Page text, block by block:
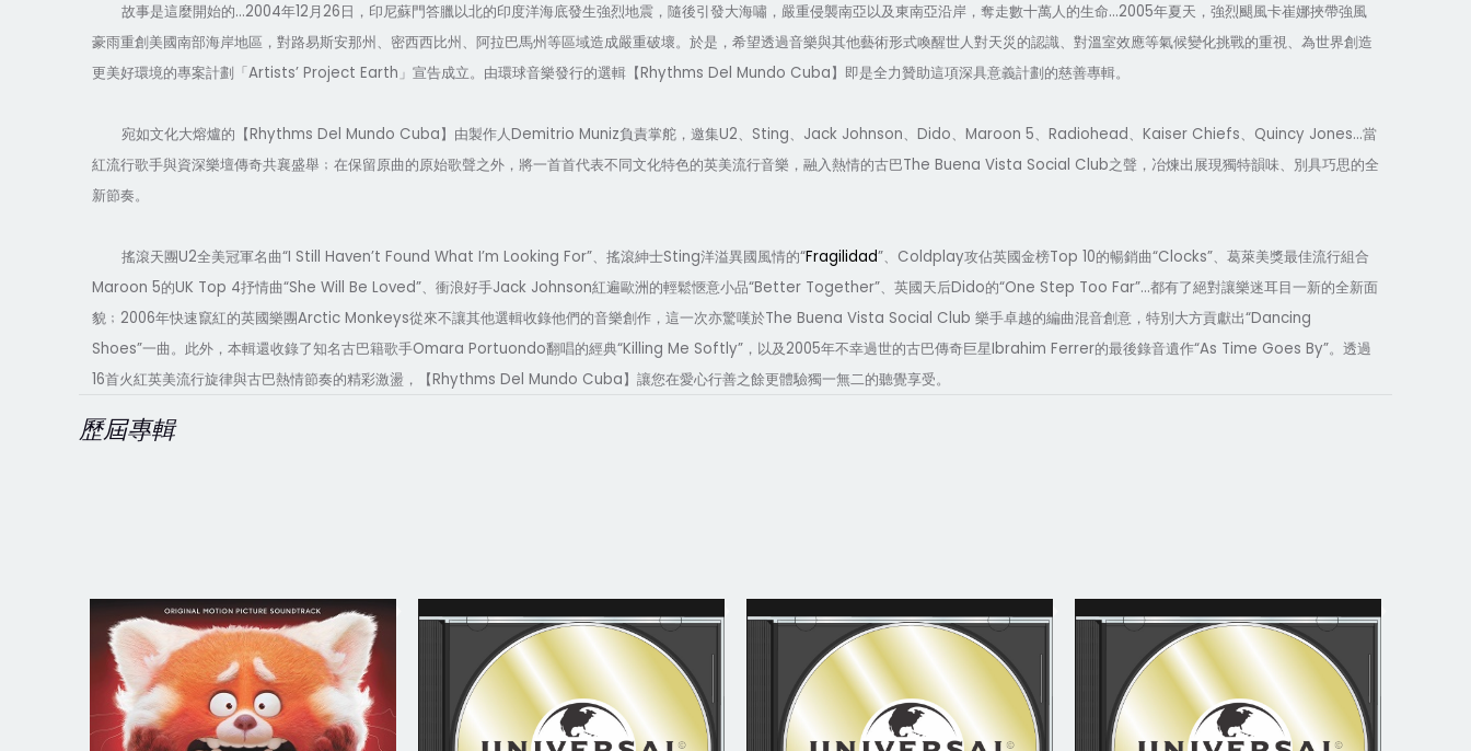
故事是這麼開始的...2004年12 月 26 日，印尼蘇門答臘以北的印度洋海底發生強烈地震，隨後引發大海嘯，嚴重侵襲南亞以及東南亞沿岸，奪走數十萬人的生命...2005年夏天，強烈颶風卡崔娜挾帶強風
豪雨重創美國南部海岸地區，對路易斯安那州、密西西比州、阿拉巴馬州等區域造成嚴重破壞。於是，希望透過音樂與其他藝術形式喚醒世人對天災的認識、對溫室效應等氣候變化挑戰的重視、為世界創造
更美好環境的專案計劃「 Artists’ Project Earth 」宣告成立。由環球音樂發行的選輯【Rhythms Del Mundo Cuba 】即是全力贊助這項深具意義計劃的慈善專輯。
宛如文化大熔爐的【Rhythms Del Mundo Cuba 】由製作人Demitrio Muniz負責掌舵，邀集U2、 Sting、 Jack Johnson、 Dido、 Maroon 5、 Radiohead、 Kaiser Chiefs、 Quincy Jones…當
紅流行歌手與資深樂壇傳奇共襄盛舉﹔在保留原曲的原始歌聲之外，將一首首代表不同文化特色的英美流行音樂，融入熱情的古巴The Buena Vista Social Club之聲，冶煉出展現獨特韻味、別具巧思的全
新節奏。
搖滾天團U2全美冠軍名曲“I Still Haven’t Found What I’m Looking For”、搖滾紳士Sting洋溢異國風情的“Fragilidad”、 Coldplay攻佔英國金榜Top 10的暢銷曲“Clocks”、葛萊美獎最佳流行組合
Maroon 5的UK Top 4抒情曲“She Will Be Loved”、衝浪好手Jack Johnson紅遍歐洲的輕鬆愜意小品“Better Together”、英國天后Dido的“One Step Too Far”…都有了絕對讓樂迷耳目一新的全新面
貌﹔ 2006年快速竄紅的英國樂團Arctic Monkeys從來不讓其他選輯收錄他們的音樂創作，這一次亦驚嘆於The Buena Vista Social Club 樂手卓越的編曲混音創意，特別大方貢獻出“Dancing
Shoes”一曲。此外，本輯還收錄了知名古巴籍歌手Omara Portuondo翻唱的經典“Killing Me Softly” ，以及2005年不幸過世的古巴傳奇巨星Ibrahim Ferrer的最後錄音遺作“As Time Goes By”。透過
16首火紅英美流行旋律與古巴熱情節奏的精彩激盪，【Rhythms Del Mundo Cuba 】讓您在愛心行善之餘更體驗獨一無二的聽覺享受。
歷屆專輯